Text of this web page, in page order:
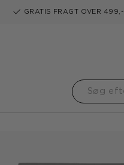
GRATIS FRAGT OVER 499,-